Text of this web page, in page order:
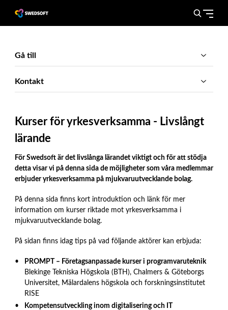
Gå till
Kontakt
Kurser för yrkesverksamma - Livslångt
lärande
För Swedsoft är det livslånga lärandet viktigt och för att stödja
detta visar vi på denna sida de möjligheter som våra medlemmar
erbjuder yrkesverksamma på mjukvaruutvecklande bolag.
På denna sida finns kort introduktion och länk för mer
information om kurser riktade mot yrkesverksamma i
mjukvaruutvecklande bolag.
På sidan finns idag tips på vad följande aktörer kan erbjuda:
PROMPT – Företagsanpassade kurser i programvaruteknik
Blekinge Tekniska Högskola (BTH), Chalmers & Göteborgs
Universitet, Mälardalens högskola och forskningsinstitutet
RISE
Kompetensutveckling inom digitalisering och IT